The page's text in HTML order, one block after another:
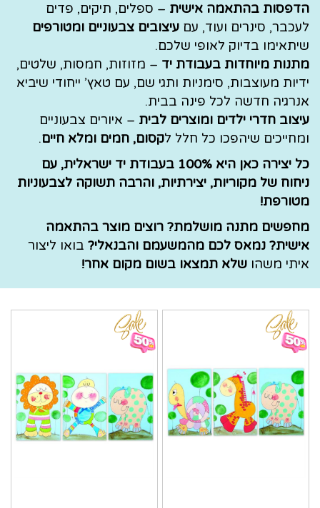
הדפסות בהתאמה אישית – ספלים, תיקים, פדים
לעכבר, סינרים ועוד, עם עיצובים צבעוניים ומטורפים
שיתאימו בדיוק לאופי שלכם.
מתנות מיוחדות בעבודת יד – מזוזות, חמסות, שלטים,
ידיות מעוצבות, סימניות ותגי שם, עם טאץ’ ייחודי שיביא
אנרגיה חדשה לכל פינה בבית.
עיצוב חדרי ילדים ומוצרים לבית – איורים צבעוניים
ומחייכים שיהפכו כל חלל לקסום, חמים ומלא חיים.
כל יצירה כאן היא 100% בעבודת יד ישראלית, עם
ניחוח של מקוריות, יצירתיות, והרבה תשוקה לצבעוניות
מטורפת!
מחפשים מתנה מושלמת? רוצים מוצר בהתאמה
אישית? נמאס לכם מהמשעמם והבנאלי? בואו ליצור
איתי משהו שלא תמצאו בשום מקום אחר!